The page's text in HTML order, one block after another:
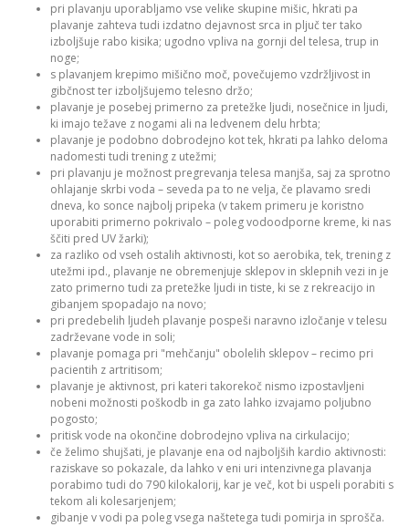
pri plavanju uporabljamo vse velike skupine mišic, hkrati pa
plavanje zahteva tudi izdatno dejavnost srca in pljuč ter tako
izboljšuje rabo kisika; ugodno vpliva na gornji del telesa, trup in
noge;
s plavanjem krepimo mišično moč, povečujemo vzdržljivost in
gibčnost ter izboljšujemo telesno držo;
plavanje je posebej primerno za pretežke ljudi, nosečnice in ljudi,
ki imajo težave z nogami ali na ledvenem delu hrbta;
plavanje je podobno dobrodejno kot tek, hkrati pa lahko deloma
nadomesti tudi trening z utežmi;
pri plavanju je možnost pregrevanja telesa manjša, saj za sprotno
ohlajanje skrbi voda – seveda pa to ne velja, če plavamo sredi
dneva, ko sonce najbolj pripeka (v takem primeru je koristno
uporabiti primerno pokrivalo – poleg vodoodporne kreme, ki nas
ščiti pred UV žarki);
za razliko od vseh ostalih aktivnosti, kot so aerobika, tek, trening z
utežmi ipd., plavanje ne obremenjuje sklepov in sklepnih vezi in je
zato primerno tudi za pretežke ljudi in tiste, ki se z rekreacijo in
gibanjem spopadajo na novo;
pri predebelih ljudeh plavanje pospeši naravno izločanje v telesu
zadrževane vode in soli;
plavanje pomaga pri "mehčanju" obolelih sklepov – recimo pri
pacientih z artritisom;
plavanje je aktivnost, pri kateri takorekoč nismo izpostavljeni
nobeni možnosti poškodb in ga zato lahko izvajamo poljubno
pogosto;
pritisk vode na okončine dobrodejno vpliva na cirkulacijo;
če želimo shujšati, je plavanje ena od najboljših kardio aktivnosti:
raziskave so pokazale, da lahko v eni uri intenzivnega plavanja
porabimo tudi do 790 kilokalorij, kar je več, kot bi uspeli porabiti s
tekom ali kolesarjenjem;
gibanje v vodi pa poleg vsega naštetega tudi pomirja in sprošča.